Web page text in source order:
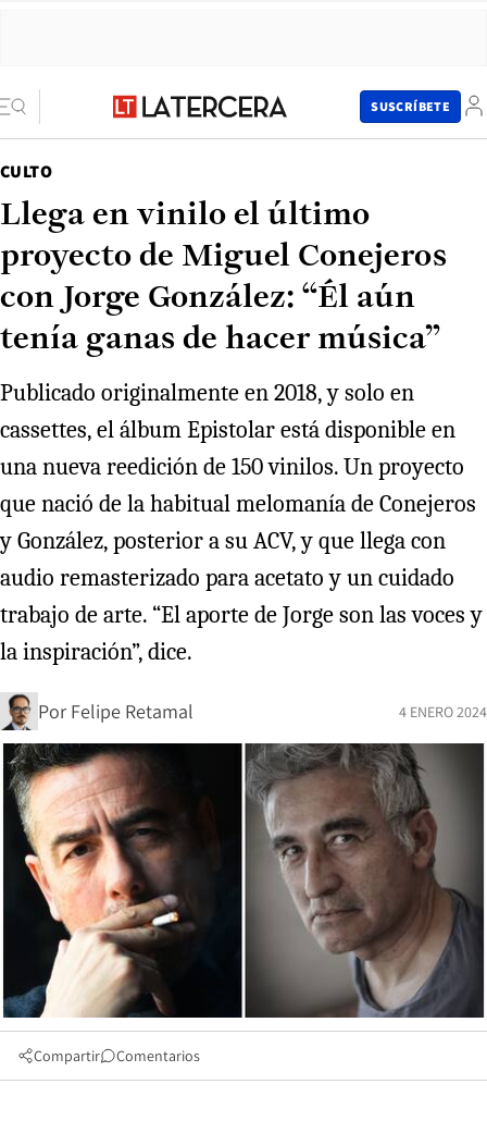
SUSCRÍBETE
CULTO
Llega en vinilo el último
proyecto de Miguel Conejeros
con Jorge González: “Él aún
tenía ganas de hacer música”
Publicado originalmente en 2018, y solo en
cassettes, el álbum Epistolar está disponible en
una nueva reedición de 150 vinilos. Un proyecto
que nació de la habitual melomanía de Conejeros
y González, posterior a su ACV, y que llega con
audio remasterizado para acetato y un cuidado
trabajo de arte. “El aporte de Jorge son las voces y
la inspiración”, dice.
Por Felipe Retamal 4 ENERO 2024
Compartir Comentarios